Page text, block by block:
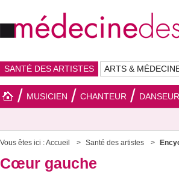
SANTÉ DES ARTISTES ARTS &
MUSICIEN CHANTEUR DANSEUR
Vous êtes ici :Accueil Santé des artistes
Cœur gauche